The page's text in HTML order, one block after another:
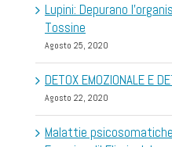
Lupini: Depurano
Tossine
Agosto 25, 2020
DETOX EMOZIONALE E
Agosto 22, 2020
Malattie